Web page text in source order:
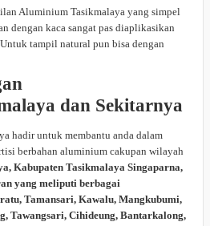
Aluminium Tasikmalaya yang simpel
dengan kaca sangat pas diaplikasikan
tampil natural pun bisa dengan
dan Sekitarnya
hadir untuk membantu anda dalam
berbahan aluminium cakupan wilayah
Kabupaten Tasikmalaya Singaparna,
yang meliputi berbagai
Tamansari, Kawalu, Mangkubumi,
Tawangsari, Cihideung, Bantarkalong,